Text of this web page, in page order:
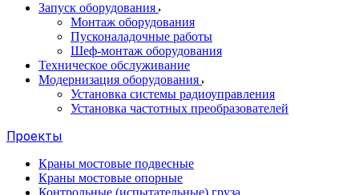
Запуск оборудования
Монтаж оборудования
Пусконаладочные работы
Шеф-монтаж оборудования
Техническое обслуживание
Модернизация оборудования
Установка системы радиоуправления
Установка частотных преобразователей
Проекты
Краны мостовые подвесные
Краны мостовые опорные
Контрольные (испытательные) груза